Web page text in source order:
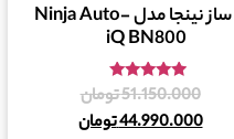
غذا ساز نینجا مدل Ninja Auto-
iQ BN800
امتیاز
از 5
51.150.000تومان
44.990.000تومان